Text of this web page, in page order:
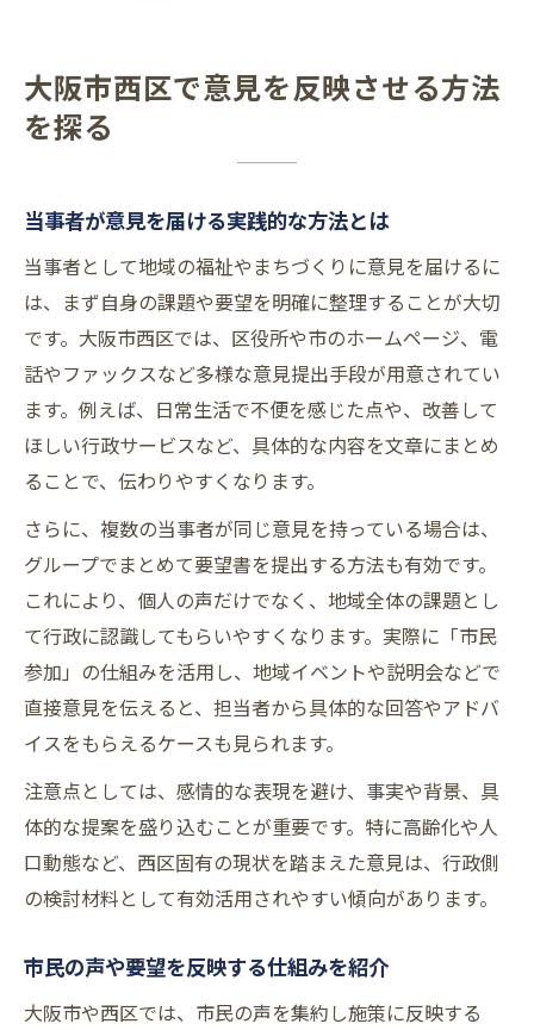
大阪市西区で意見を反映させる方法
を探る
当事者が意見を届ける実践的な方法とは
当事者として地域の福祉やまちづくりに意見を届けるに
は、まず自身の課題や要望を明確に整理することが大切
です。大阪市西区では、区役所や市のホームページ、電
話やファックスなど多様な意見提出手段が用意されてい
ます。例えば、日常生活で不便を感じた点や、改善して
ほしい行政サービスなど、具体的な内容を文章にまとめ
ることで、伝わりやすくなります。
さらに、複数の当事者が同じ意見を持っている場合は、
グループでまとめて要望書を提出する方法も有効です。
これにより、個人の声だけでなく、地域全体の課題とし
て行政に認識してもらいやすくなります。実際に「市民
参加」の仕組みを活用し、地域イベントや説明会などで
直接意見を伝えると、担当者から具体的な回答やアドバ
イスをもらえるケースも見られます。
注意点としては、感情的な表現を避け、事実や背景、具
体的な提案を盛り込むことが重要です。特に高齢化や人
口動態など、西区固有の現状を踏まえた意見は、行政側
の検討材料として有効活用されやすい傾向があります。
市民の声や要望を反映する仕組みを紹介
大阪市や西区では、市民の声を集約し施策に反映する